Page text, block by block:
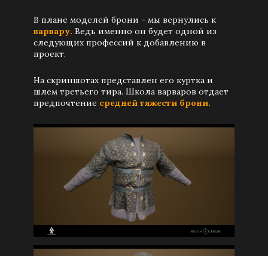
В плане моделей брони - мы вернулись к
варвару. Ведь именно он будет одной из
следующих профессий к добавлению в
проект.
На скриншотах представлен его куртка и
шлем третьего тира. Школа варваров отдает
предпочтение средней тяжести брони.